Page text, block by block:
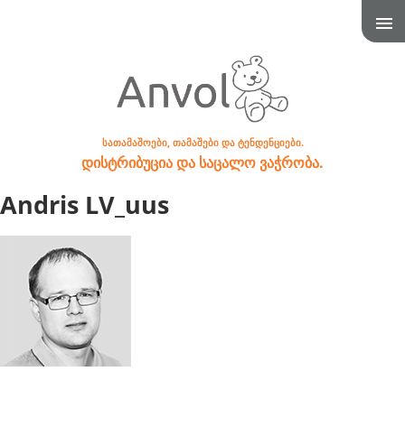
სათამაშოები, თამაშები და ტენდენციები.
დისტრიბუცია და საცალო ვაჭრობა.
Andris LV_uus